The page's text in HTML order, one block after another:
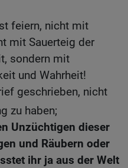
feiern, nicht mit
mit Sauerteig der
sondern mit
und Wahrheit!
geschrieben, nicht
zu haben;
Unzüchtigen dieser
und Räubern oder
ihr ja aus der Welt